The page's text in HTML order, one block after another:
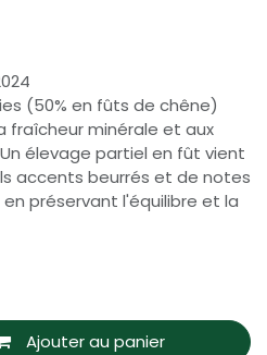
(50% en fûts de chêne)
fraîcheur minérale et aux
élevage partiel en fût vient
accents beurrés et de notes
préservant l'équilibre et la
Ajouter au panier